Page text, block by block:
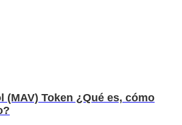
(MAV) Token ¿Qué es, cómo